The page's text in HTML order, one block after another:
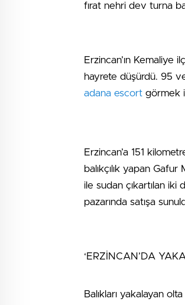
fırat nehri dev turna
Erzincan’ın Kemaliye
hayrete düşürdü. 95 ve
adana escort görmek
Erzincan’a 151
balıkçılık yapan
ile sudan çıkartılan
pazarında satışa
‘ERZİNCAN’DA
Balıkları yakalayan